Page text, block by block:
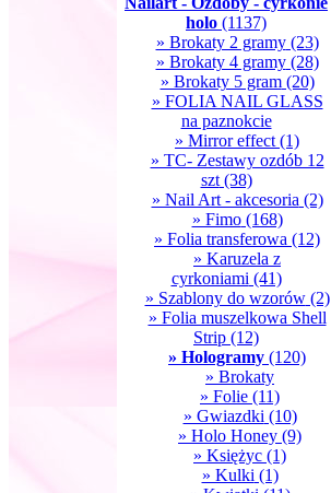
holo (1137)
» Brokaty 2 gramy(23)
» Brokaty 4 gramy(28)
» Brokaty 5 gram(20)
» FOLIA NAIL GLASS
na paznokcie
» Mirror effect (1)
» TC- Zestawy ozdób 12
szt(38)
» Nail Art - akcesoria (2)
» Fimo(168)
» Folia transferowa (12)
» Karuzela z
cyrkoniami (41)
» Szablony do wzorów(2)
» Folia muszelkowa Shell
Strip (12)
» Hologramy (120)
» Brokaty
» Folie (11)
» Gwiazdki (10)
» Holo Honey (9)
» Księżyc (1)
» Kulki (1)